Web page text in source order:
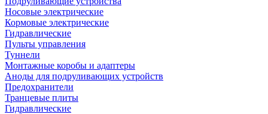
Носовые электрические
Кормовые электрические
Гидравлические
Пульты управления
Туннели
Монтажные коробы и адаптеры
Аноды для подруливающих устройств
Предохранители
Транцевые плиты
Гидравлические